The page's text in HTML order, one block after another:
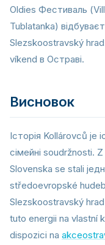
Oldies Фестиваль
Tublatanka)
Slezskoostravský
víkend в Остраві.
Висновок
Історія Kollárovců je
сімейні soudržnosti.
Slovenska se stali
středoevropské
Slezskoostravský
tuto energii na vlastní
dispozici na